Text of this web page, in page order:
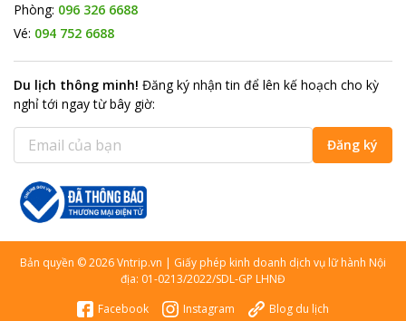
Phòng: 096 326 6688
Vé: 094 752 6688
Du lịch thông minh! Đăng ký nhận tin để lên kế hoạch cho kỳ
nghỉ tới ngay từ bây giờ:
Đăng ký
Bản quyền ©2026Vntrip.vn | Giấy phép kinh doanh dịch vụ lữ hành Nội
địa: 01-0213/2022/SDL-GP LHNĐ
Facebook
Instagram Blog du lịch